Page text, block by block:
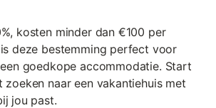
kosten minder dan €100 per
deze bestemming perfect voor
goedkope accommodatie. Start
zoeken naar een vakantiehuis met
jou past.